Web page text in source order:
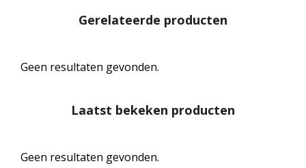
Gerelateerde producten
Geen resultaten gevonden.
Laatst bekeken producten
Geen resultaten gevonden.